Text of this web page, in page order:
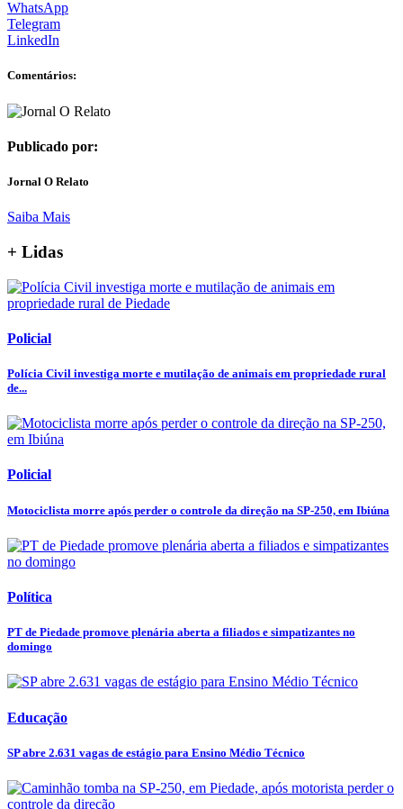
WhatsApp
Telegram
LinkedIn
Comentários:
Publicado por:
Jornal O Relato
Saiba Mais
+ Lidas
Policial
Polícia Civil investiga morte e mutilação de animais em propriedade rural
de...
Policial
Motociclista morre após perder o controle da direção na SP-250, em Ibiúna
Política
PT de Piedade promove plenária aberta a filiados e simpatizantes no
domingo
Educação
SP abre 2.631 vagas de estágio para Ensino Médio Técnico